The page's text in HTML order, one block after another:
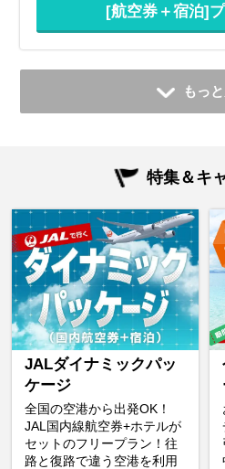
[航空券＋宿泊]
もっ
特集＆キ
JALダイナミックパッ
ケージ
全国の空港から出発OK！
JAL国内線航空券+ホテルが
セットのフリープラン！往
路と復路で違う空港を利用